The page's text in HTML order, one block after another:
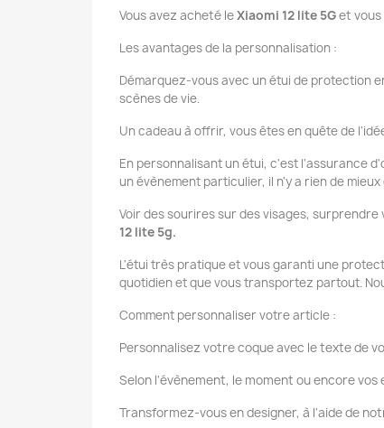
Vous avez acheté leXiaomi 12 lite 5Get
Les avantages de la personnalisation :
Démarquez-vous avec un étui de protection
scènes de vie.
Un cadeau à offrir, vous êtes en quête de
En personnalisant un étui, c'est l'assurance
un évènement particulier, il n'y a rien de
Voir des sourires sur des visages,
12 lite 5g.
L'étui très pratique et vous garanti une
quotidien et que vous transportez partout.
Comment personnaliser votre article :
Personnalisez votre coque avec le texte de
Selon l'évènement, le moment ou encore
Transformez-vous en designer, à l'aide de